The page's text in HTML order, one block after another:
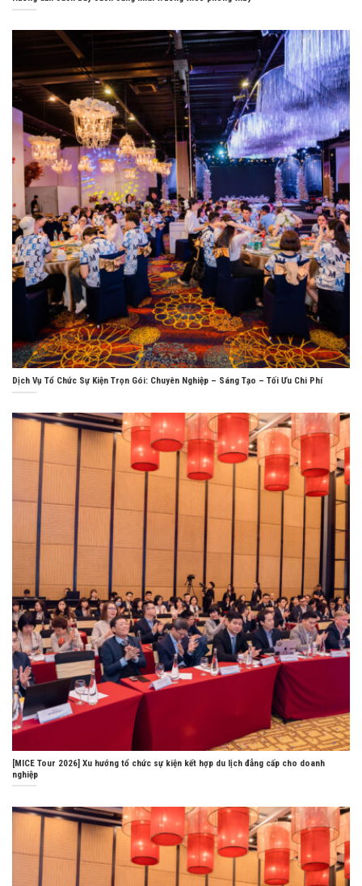
Dịch Vụ Tổ Chức Sự Kiện Trọn Gói: Chuyên Nghiệp – Sáng Tạo – Tối Ưu Chi Phí
[MICE Tour 2026] Xu hướng tổ chức sự kiện kết hợp du lịch đẳng cấp cho doanh
nghiệp